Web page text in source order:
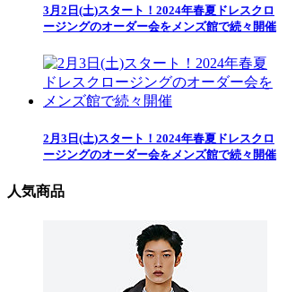
3月2日(土)スタート！2024年春夏ドレスクロ
ージングのオーダー会をメンズ館で続々開催
2月3日(土)スタート！2024年春夏ドレスクロ
ージングのオーダー会をメンズ館で続々開催
人気商品